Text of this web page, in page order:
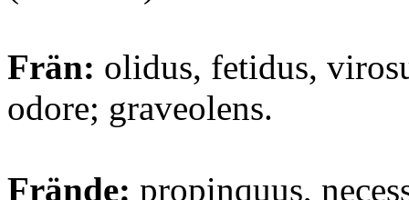
Frän: olidus, fetidus,
odore; graveolens.
Frände: propinquus,